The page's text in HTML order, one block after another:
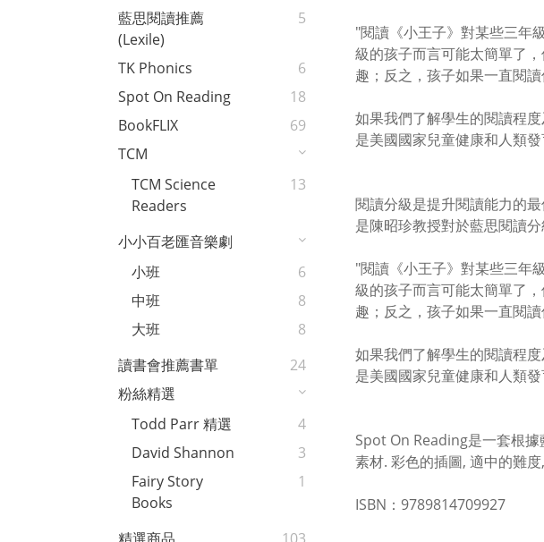
藍思閱讀推薦
(Lexile)
5
TK Phonics
6
Spot On Reading
18
BookFLIX
69
TCM
TCM Science
Readers
13
小小百老匯音樂劇
小班
6
中班
8
大班
8
讀書會推薦書單
24
粉絲精選
Todd Parr 精選
4
David Shannon
3
Fairy Story
Books
1
"閱讀《小王子》對某些三年
級的孩子而言可能太簡單了
趣；反之，孩子如果一直閱
如果我們了解學生的閱讀程
是美國國家兒童健康和人類
閱讀分級是提升閱讀能力的
是陳昭珍教授對於藍思閱讀
"閱讀《小王子》對某些三年
級的孩子而言可能太簡單了
趣；反之，孩子如果一直閱
如果我們了解學生的閱讀程
是美國國家兒童健康和人類
Spot On Reading是一套根
素材. 彩色的插圖, 適中的難
ISBN：9789814709927